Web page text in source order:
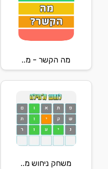
מה הקשר - מ..
משחק ניחוש מ..